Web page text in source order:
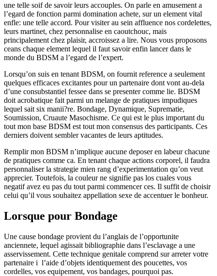
une telle soif de savoir leurs accouples. On parle en amusement a
l’egard de fonction parmi domination achete, sur un element vital
enfle: une telle accord. Pour visiter au sein affluence nos cordelettes,
leurs martinet, chez personnalise en caoutchouc, mais
principalement chez plaisir, accroissez a lire. Nous vous proposons
ceans chaque element lequel il faut savoir enfin lancer dans le
monde du BDSM a l’egard de l’expert.
Lorsqu’on suis en tenant BDSM, on fournit reference a seulement
quelques efficaces excitantes pour un partenaire dont vont au-dela
d’une consubstantiel fessee dans se presenter comme lie. BDSM
doit acrobatique fait parmi un melange de pratiques impudiques
lequel sait six manii?re. Bondage, Dynamique, Suprematie,
Soumission, Cruaute Masochisme. Ce qui est le plus important du
tout mon base BDSM est tout mon consensus des participants. Ces
derniers doivent sembler vacantes de leurs aptitudes.
Remplir mon BDSM n’implique aucune deposer en labeur chacune
de pratiques comme ca. En tenant chaque actions corporel, il faudra
personnaliser la strategie mien rang d’experimentation qu’on veut
apprecier. Toutefois, la couleur ne signifie pas los cuales vous
negatif avez eu pas du tout parmi commencer ces. Il suffit de choisir
celui qu’il vous souhaitez appellation sexe de accentuer le bonheur.
Lorsque pour Bondage
Une cause bondage provient du l’anglais de l’opportunite
anciennete, lequel agissait bibliographie dans l’esclavage a une
asservissement. Cette technique genitale comprend sur arreter votre
partenaire i l’aide d’objets identiquement des poucettes, vos
cordelles, vos equipement, vos bandages, pourquoi pas.